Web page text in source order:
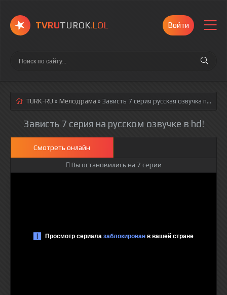
TVRUTUROK.LOL Войти
TURK-RU » Мелодрама » Зависть 7 серия русская озвучка полностью смотреть онлайн!
Зависть 7 серия на русском озвучке в hd!
Смотреть онлайн
Вы остановились на 7 серии